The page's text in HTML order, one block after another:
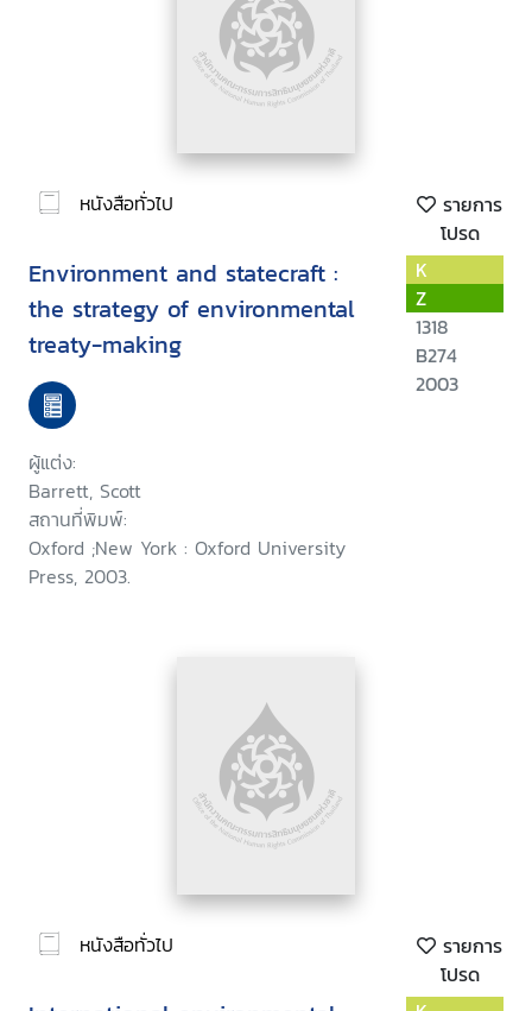
หนังสือทั่วไป
รายการ
โปรด
Environment and statecraft :
the strategy of environmental
treaty-making
ผู้แต่ง:
Barrett, Scott
สถานที่พิมพ์:
Oxford ;New York : Oxford University
Press, 2003.
K
Z
1318
B274
2003
หนังสือทั่วไป
รายการ
โปรด